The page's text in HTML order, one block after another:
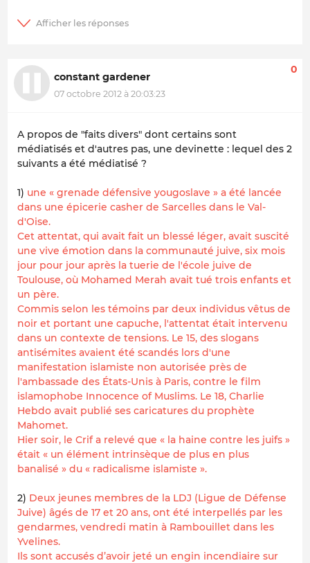
constant gardener
07 octobre 2012 à 20:03:23
0
A propos de "faits divers" dont certains sont
médiatisés et d'autres pas, une devinette : lequel des 2
suivants a été médiatisé ?
1) une « grenade défensive yougoslave » a été lancée
dans une épicerie casher de Sarcelles dans le Val-
d'Oise.
Cet attentat, qui avait fait un blessé léger, avait suscité
une vive émotion dans la communauté juive, six mois
jour pour jour après la tuerie de l'école juive de
Toulouse, où Mohamed Merah avait tué trois enfants et
un père.
Commis selon les témoins par deux individus vêtus de
noir et portant une capuche, l'attentat était intervenu
dans un contexte de tensions. Le 15, des slogans
antisémites avaient été scandés lors d'une
manifestation islamiste non autorisée près de
l'ambassade des États-Unis à Paris, contre le film
islamophobe Innocence of Muslims. Le 18, Charlie
Hebdo avait publié ses caricatures du prophète
Mahomet.
Hier soir, le Crif a relevé que « la haine contre les juifs »
était « un élément intrinsèque de plus en plus
banalisé » du « radicalisme islamiste ».
2) Deux jeunes membres de la LDJ (Ligue de Défense
Juive) âgés de 17 et 20 ans, ont été interpellés par les
gendarmes, vendredi matin à Rambouillet dans les
Yvelines.
Ils sont accusés d’avoir jeté un engin incendiaire sur